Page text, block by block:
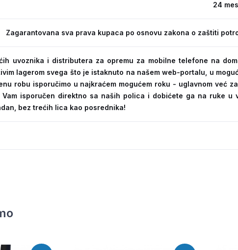
24
Zagarantovana sva prava kupaca po osnovu zakona o zaštiti
uvoznika i distributera za opremu za mobilne telefone na
lagerom svega što je istaknuto na našem web-portalu, u
robu isporučimo u najkraćem mogućem roku - uglavnom već
isporučen direktno sa naših polica i dobićete ga na ruke u
bez trećih lica kao posrednika!